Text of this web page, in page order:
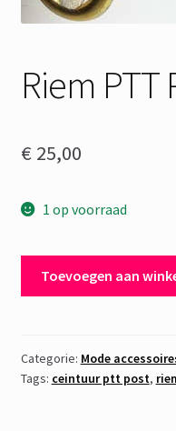
Riem PTT
€ 25,00
1 op voorraad
aantal
Toevoegen aan
Categorie: Mode
Tags: ceintuur ptt post,